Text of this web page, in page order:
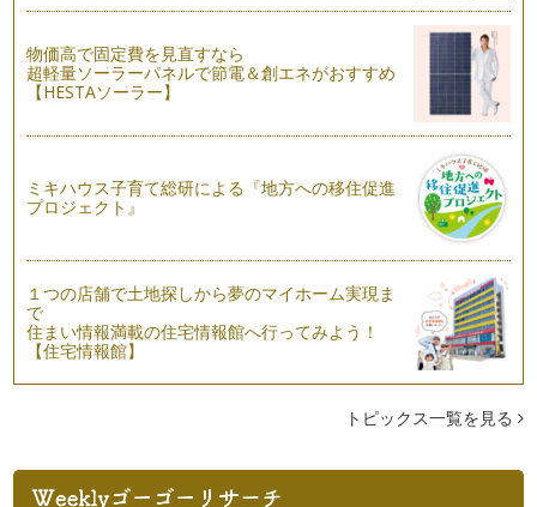
物価高で固定費を見直すなら
超軽量ソーラーパネルで節電＆創エネがおすすめ
【HESTAソーラー】
ミキハウス子育て総研による『地方への移住促進
プロジェクト』
１つの店舗で土地探しから夢のマイホーム実現ま
で
住まい情報満載の住宅情報館へ行ってみよう！
【住宅情報館】
トピックス一覧を見る